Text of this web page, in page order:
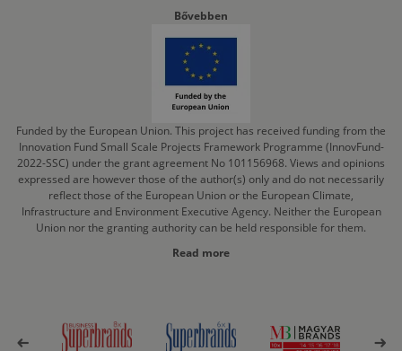
Bővebben
Funded by the European Union. This project has received funding from the
Innovation Fund Small Scale Projects Framework Programme (InnovFund-
2022-SSC) under the grant agreement No 101156968. Views and opinions
expressed are however those of the author(s) only and do not necessarily
reflect those of the European Union or the European Climate,
Infrastructure and Environment Executive Agency. Neither the European
Union nor the granting authority can be held responsible for them.
Read more